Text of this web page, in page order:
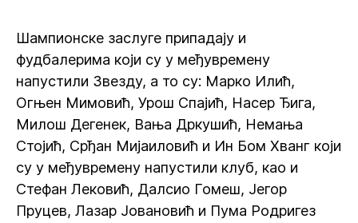
Шампионске заслуге припадају и
фудбалерима који су у међувремену
напустили Звезду, а то су: Марко Илић,
Огњен Мимовић, Урош Спајић, Насер Ђига,
Милош Дегенек, Вања Дркушић, Немања
Стојић, Срђан Мијаиловић и Ин Бом Хванг који
су у међувремену напустили клуб, као и
Стефан Лековић, Далсио Гомеш, Јегор
Пруцев, Лазар Јовановић и Пума Родригез